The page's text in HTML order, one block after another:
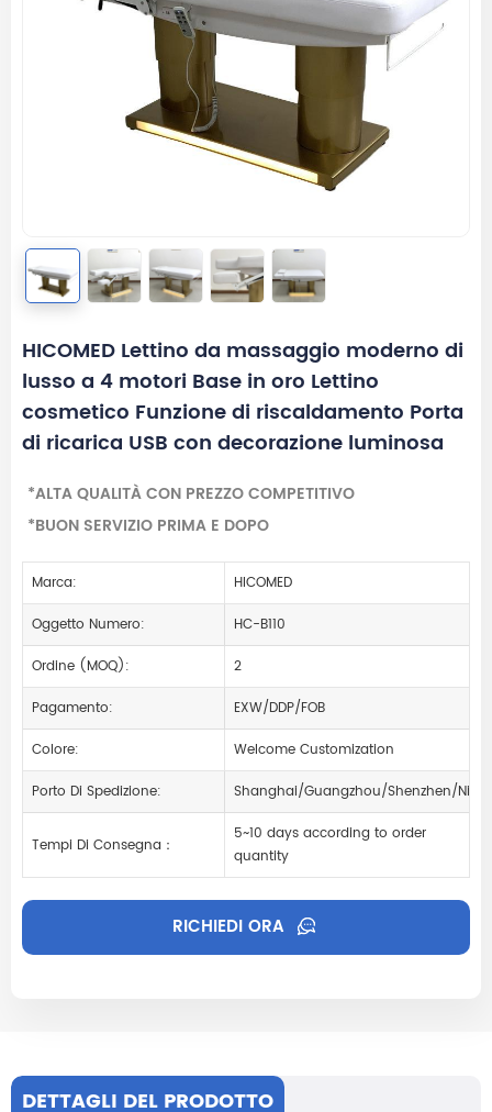
HICOMED Lettino da massaggio moderno di
lusso a 4 motori Base in oro Lettino
cosmetico Funzione di riscaldamento Porta
di ricarica USB con decorazione luminosa
*ALTA QUALITÀ CON PREZZO COMPETITIVO
*BUON SERVIZIO PRIMA E DOPO
Marca:
HICOMED
Oggetto Numero:
HC-B110
Ordine (MOQ):
2
Pagamento:
EXW/DDP/FOB
Colore:
Welcome Customization
Porto Di Spedizione:
Shanghai/Guangzhou/Shenzhen/
Tempi Di Consegna：
5~10 days according to order
quantity
RICHIEDI ORA
DETTAGLI DEL PRODOTTO